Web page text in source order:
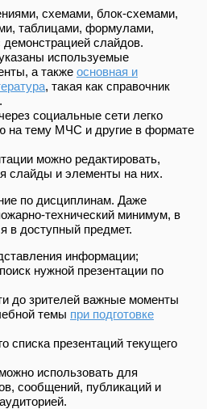
схемами, блок-схемами,
таблицами, формулами,
демонстрацией слайдов.
используемые
а также основная и
, такая как справочник
социальные сети легко
на тему МЧС и другие в формате
можно редактировать,
слайды и элементы на них.
по дисциплинам. Даже
технический минимум, в
в доступный предмет.
информации;
нужной презентации по
до зрителей важные моменты
темы при подготовке
списка презентаций текущего
использовать для
сообщений, публикаций и